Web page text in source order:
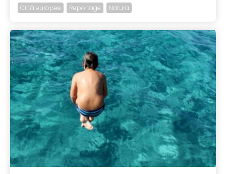
Città europee Reportage Natura